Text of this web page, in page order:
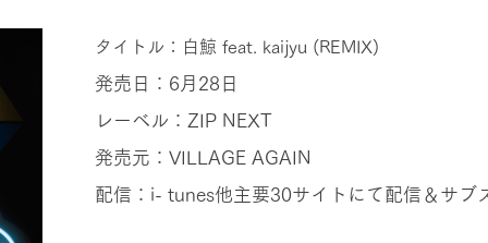
タイトル：白鯨 feat. kaijyu (REMIX)
発売日：6月28日
レーベル：ZIP NEXT
発売元：VILLAGE AGAIN
配信：i- tunes他主要30サイトにて配信＆サブ